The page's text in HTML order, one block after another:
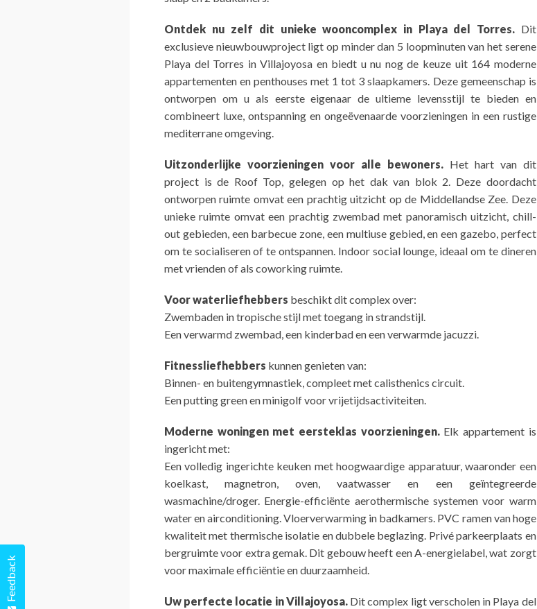
Ontdek nu zelf dit unieke wooncomplex in Playa del Torres. Dit
exclusieve nieuwbouwproject ligt op minder dan 5 loopminuten van het serene
Playa del Torres in Villajoyosa en biedt u nu nog de keuze uit 164 moderne
appartementen en penthouses met 1 tot 3 slaapkamers. Deze gemeenschap is
ontworpen om u als eerste eigenaar de ultieme levensstijl te bieden en
combineert luxe, ontspanning en ongeëvenaarde voorzieningen in een rustige
mediterrane omgeving.
Uitzonderlijke voorzieningen voor alle bewoners. Het hart van dit
project is de Roof Top, gelegen op het dak van blok 2. Deze doordacht
ontworpen ruimte omvat een prachtig uitzicht op de Middellandse Zee. Deze
unieke ruimte omvat een prachtig zwembad met panoramisch uitzicht, chill-
out gebieden, een barbecue zone, een multiuse gebied, en een gazebo, perfect
om te socialiseren of te ontspannen. Indoor social lounge, ideaal om te dineren
met vrienden of als coworking ruimte.
Voor waterliefhebbers beschikt dit complex over:
Zwembaden in tropische stijl met toegang in strandstijl.
Een verwarmd zwembad, een kinderbad en een verwarmde jacuzzi.
Fitnessliefhebbers kunnen genieten van:
Binnen- en buitengymnastiek, compleet met calisthenics circuit.
Een putting green en minigolf voor vrijetijdsactiviteiten.
Moderne woningen met eersteklas voorzieningen. Elk appartement is
ingericht met:
Een volledig ingerichte keuken met hoogwaardige apparatuur, waaronder een
koelkast, magnetron, oven, vaatwasser en een geïntegreerde
wasmachine/droger. Energie-efficiënte aerothermische systemen voor warm
water en airconditioning. Vloerverwarming in badkamers. PVC ramen van hoge
kwaliteit met thermische isolatie en dubbele beglazing. Privé parkeerplaats en
bergruimte voor extra gemak. Dit gebouw heeft een A-energielabel, wat zorgt
voor maximale efficiëntie en duurzaamheid.
Uw perfecte locatie in Villajoyosa. Dit complex ligt verscholen in Playa del
Feedback